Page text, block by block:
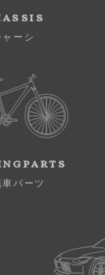
ャーシ
車パーツ